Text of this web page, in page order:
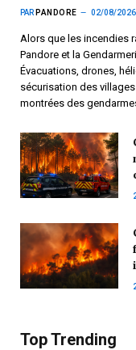
PAR PANDORE 02/08/2026
Alors que les incendies
Pandore et la
Évacuations, drones,
sécurisation des
montrées des
Top Trending